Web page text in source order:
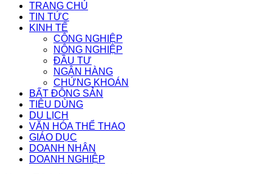
TRANG CHỦ
TIN TỨC
KINH TẾ
CÔNG NGHIỆP
NÔNG NGHIỆP
ĐẦU TƯ
NGÂN HÀNG
CHỨNG KHOÁN
BẤT ĐỘNG SẢN
TIÊU DÙNG
DU LỊCH
VĂN HÓA THỂ THAO
GIÁO DỤC
DOANH NHÂN
DOANH NGHIỆP